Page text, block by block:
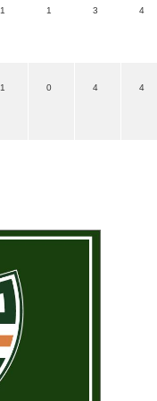
1 1 3 4
1 0 4 4